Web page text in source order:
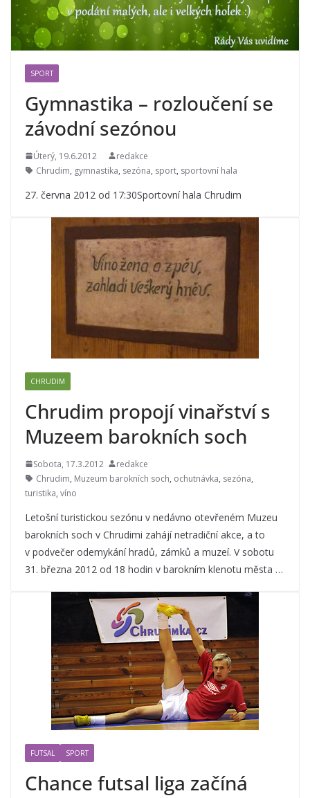
SPORT
Gymnastika – rozloučení se
závodní sezónou
Úterý, 19.6.2012
redakce
Chrudim, gymnastika, sezóna, sport, sportovní hala
27. června 2012 od 17:30Sportovní hala Chrudim
CHRUDIM
Chrudim propojí vinařství s
Muzeem barokních soch
Sobota, 17.3.2012
redakce
Chrudim, Muzeum barokních soch, ochutnávka, sezóna,
turistika, víno
Letošní turistickou sezónu v nedávno otevřeném Muzeu
barokních soch v Chrudimi zahájí netradiční akce, a to
v podvečer odemykání hradů, zámků a muzeí. V sobotu
31. března 2012 od 18 hodin v barokním klenotu města …
FUTSAL SPORT
Chance futsal liga začíná